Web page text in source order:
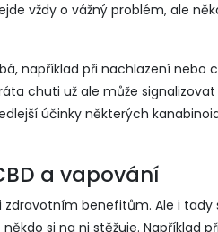
vždy o vážný problém, ale
například při nachlazení nebo
chuti už ale může
účinky některých
a vapování
zdravotním benefitům. Ale i tady
si na ni stěžuje. Například